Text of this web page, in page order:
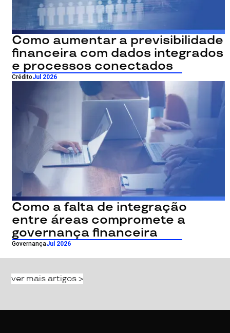
Como aumentar a previsibilidade
financeira com dados integrados
e processos conectados
CréditoJul 2026
Como a falta de integração
entre áreas compromete a
governança financeira
GovernançaJul 2026
ver mais artigos >